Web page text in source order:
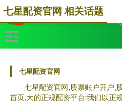
七星配资官网
七星配资官网,股票账户开户,
首页,大的正规配资平台:我们以正
七星配资官网 相关话题